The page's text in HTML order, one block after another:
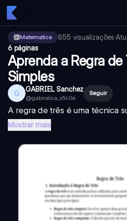
Matematica 855 visualizações·
6 páginas
Aprenda a Regra
Simples
G GABRIEL Sanchez
@gabrielsa_v5c0e
Seguir
A regra de três é uma técnica
Mostrar mais